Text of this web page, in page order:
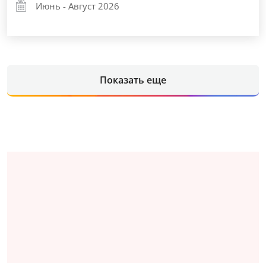
Июнь - Август 2026
Показать еще